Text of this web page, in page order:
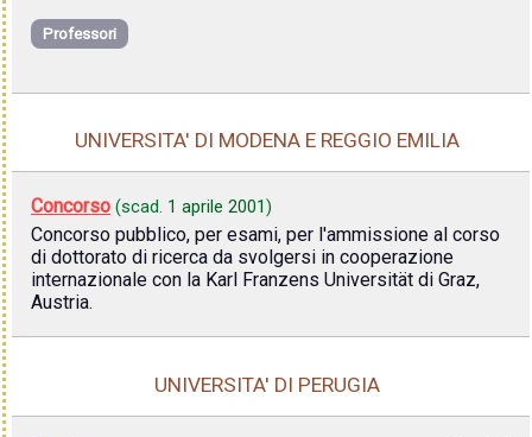
Professori
UNIVERSITA' DI MODENA E REGGIO EMILIA
Concorso (scad. 1 aprile 2001)
Concorso pubblico, per esami, per l'ammissione al corso
di dottorato di ricerca da svolgersi in cooperazione
internazionale con la Karl Franzens Universität di Graz,
Austria.
UNIVERSITA' DI PERUGIA